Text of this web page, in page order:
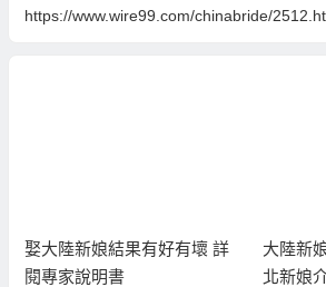
https://www.wire99.com/chinabride/
娶大陸新娘結果有好有壞 詳
閱專家說明書
大陸新
北新娘